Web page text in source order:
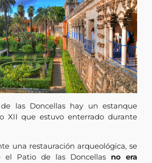
las Doncellas hay un estanque
XII que estuvo enterrado durante
una restauración arqueológica, se
el Patio de las Doncellas no era